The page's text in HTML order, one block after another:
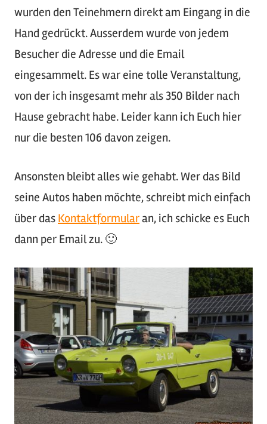
wurden den Teinehmern direkt am Eingang in die
Hand gedrückt. Ausserdem wurde von jedem
Besucher die Adresse und die Email
eingesammelt. Es war eine tolle Veranstaltung,
von der ich insgesamt mehr als 350 Bilder nach
Hause gebracht habe. Leider kann ich Euch hier
nur die besten 106 davon zeigen.
Ansonsten bleibt alles wie gehabt. Wer das Bild
seine Autos haben möchte, schreibt mich einfach
über das Kontaktformularan, ich schicke es Euch
dann per Email zu. 🙂